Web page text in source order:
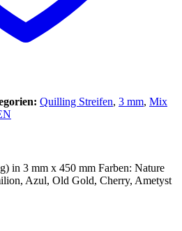
Quilling Streifen, 3 mm, Mix
in 3 mm x 450 mm Farben: Nature
Azul, Old Gold, Cherry, Ametyst